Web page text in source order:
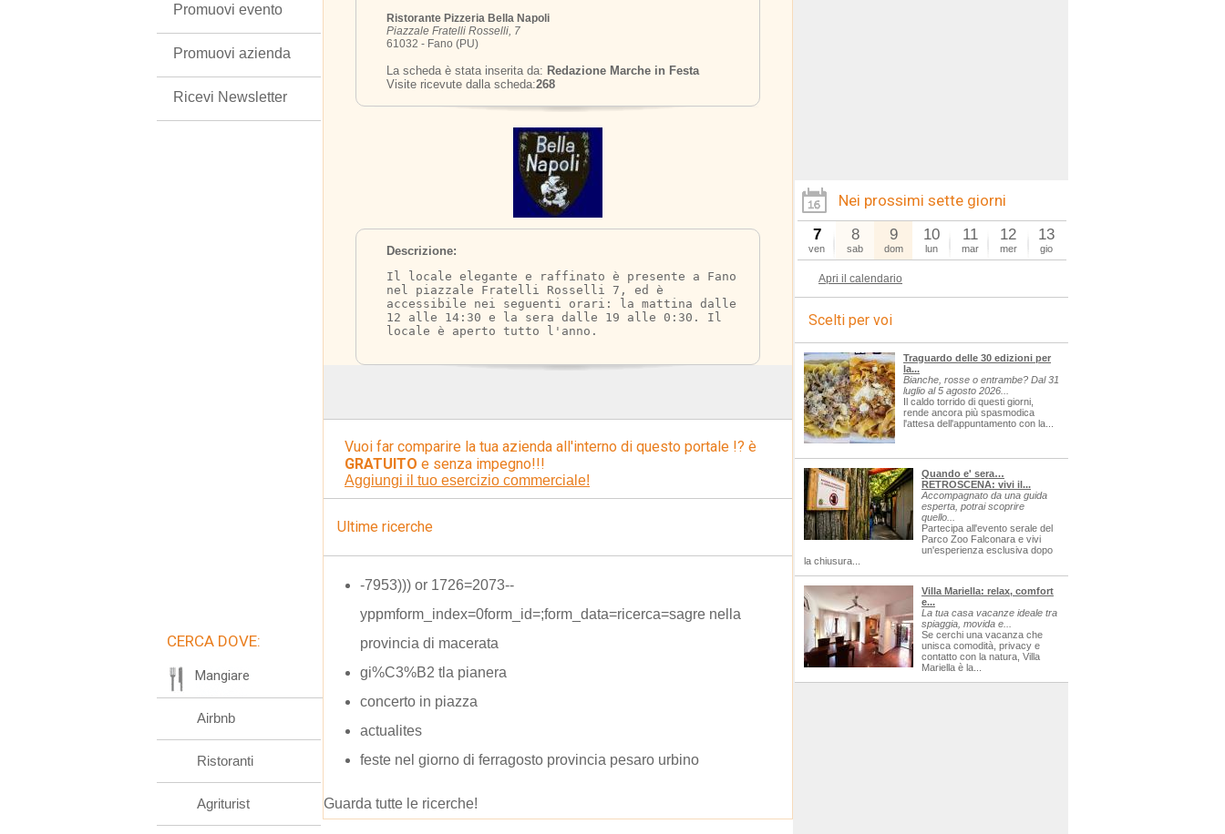
Ristorante Pizzeria Bella Napoli
Piazzale Fratelli Rosselli, 7
61032 - Fano (PU)
La scheda è stata inserita da: Redazione Marche in Festa
Visite ricevute dalla scheda:268
Descrizione:
Il locale elegante e raffinato è presente a Fano
nel piazzale Fratelli Rosselli 7, ed è
accessibile nei seguenti orari: la mattina dalle
12 alle 14:30 e la sera dalle 19 alle 0:30. Il
locale è aperto tutto l'anno.
Vuoi far comparire la tua azienda all'interno di questo portale !? è
GRATUITO e senza impegno!!!
Aggiungi il tuo esercizio commerciale!
Ultime ricerche
-7953))) or 1726=2073--
yppmform_index=0form_id=;form_data=ricerca=sagre nella
provincia di macerata
gi%C3%B2 tla pianera
concerto in piazza
actualites
feste nel giorno di ferragosto provincia pesaro urbino
Guarda tutte le ricerche!
Promuovi evento
Promuovi azienda
Ricevi Newsletter
CERCA DOVE:
Mangiare
Airbnb
Ristoranti
Agriturist
Nei prossimi sette giorni
7
ven
8
sab
9
dom
10
lun
11
mar
12
mer
13
gio
Apri il calendario
Scelti per voi
Traguardo delle 30 edizioni per
la...
Bianche, rosse o entrambe? Dal 31
luglio al 5 agosto 2026...
Il caldo torrido di questi giorni,
rende ancora più spasmodica
l'attesa dell'appuntamento con la...
Quando e' sera…
RETROSCENA: vivi il...
Accompagnato da una guida
esperta, potrai scoprire
quello...
Partecipa all'evento serale del
Parco Zoo Falconara e vivi
un'esperienza esclusiva dopo
la chiusura...
Villa Mariella: relax, comfort
e...
La tua casa vacanze ideale tra
spiaggia, movida e...
Se cerchi una vacanza che
unisca comodità, privacy e
contatto con la natura, Villa
Mariella è la...